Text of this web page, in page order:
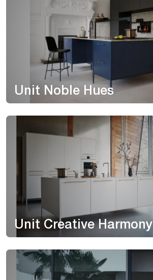
Unit Noble Hues
Unit Creative Harmony